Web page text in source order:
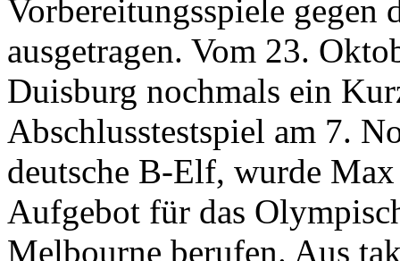
Vorbereitungsspiele gegen
ausgetragen. Vom 23.
Duisburg nochmals ein
Abschlusstestspiel am 7.
deutsche B-Elf, wurde
Aufgebot für das
Melbourne berufen. Aus